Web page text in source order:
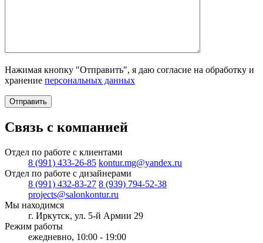
Нажимая кнопку "Отправить", я даю согласие на обработку и
хранение персональных данных
Отправить
Связь с компанией
Отдел по работе с клиентами
8 (991) 433-26-85 kontur.mg@yandex.ru
Отдел по работе с дизайнерами
8 (991) 432-83-27 8 (939) 794-52-38
projects@salonkontur.ru
Мы находимся
г. Иркутск, ул. 5-й Армии 29
Режим работы
ежедневно, 10:00 - 19:00